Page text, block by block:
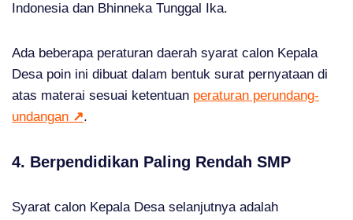
Indonesia dan Bhinneka Tunggal Ika.
Ada beberapa peraturan daerah syarat calon Kepala
Desa poin ini dibuat dalam bentuk surat pernyataan di
atas materai sesuai ketentuan peraturan perundang-
undangan ↗.
4. Berpendidikan Paling Rendah SMP
Syarat calon Kepala Desa selanjutnya adalah